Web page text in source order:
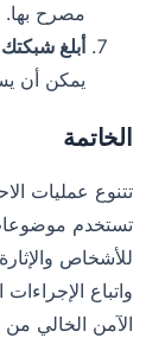
مصرح بها.
أبلغ
يمكن أن
الخاتمة
تتنوع عمليات
تستخدم
للأشخاص
واتباع الإجراءات
الآمن الخالي من